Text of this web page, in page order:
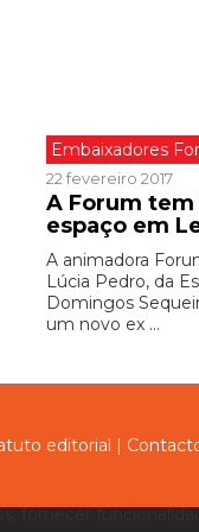
Embaixadores
22 fevereiro 2017
A Forum
espaço em
A animadora
Lúcia Pedro, da
Domingos
um novo ex ...
editorial |
fornecer